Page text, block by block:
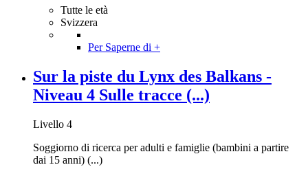
Tutte le età
Svizzera
Per Saperne di +
Sur la piste du Lynx des Balkans -
Niveau 4 Sulle tracce (...)
Livello 4
Soggiorno di ricerca per adulti e famiglie (bambini a partire
dai 15 anni) (...)